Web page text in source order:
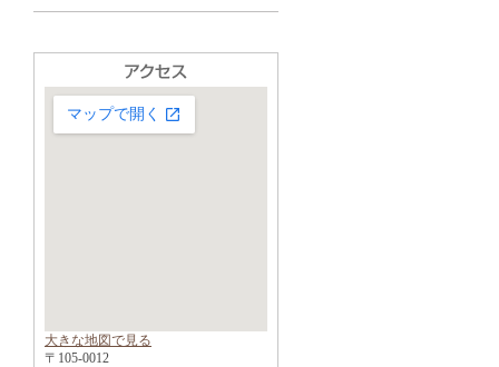
大きな地図で見る
〒105-0012